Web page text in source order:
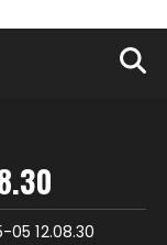
05 12.08.30